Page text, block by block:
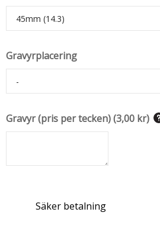
Gravyrplacering
Gravyr (pris per tecken)(3,00 kr)
Säker betalning